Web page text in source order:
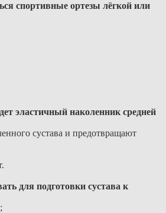
спортивные ортезы лёгкой или
эластичный наколенник средней
сустава и предотвращают
для подготовки сустава к